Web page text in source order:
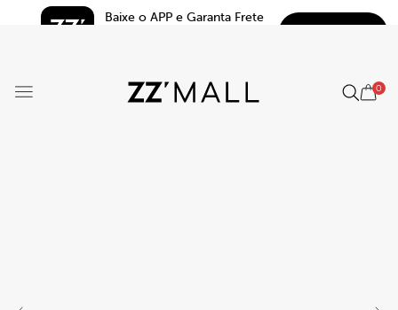
Baixe o APP e Garanta Frete
0